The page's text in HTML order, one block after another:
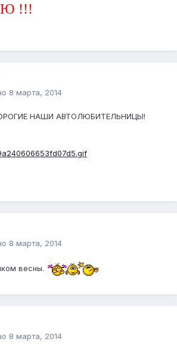
!!!
8 марта, 2014
НАШИ АВТОЛЮБИТЕЛЬНИЦЫ!
8 марта, 2014
весны.
8 марта, 2014